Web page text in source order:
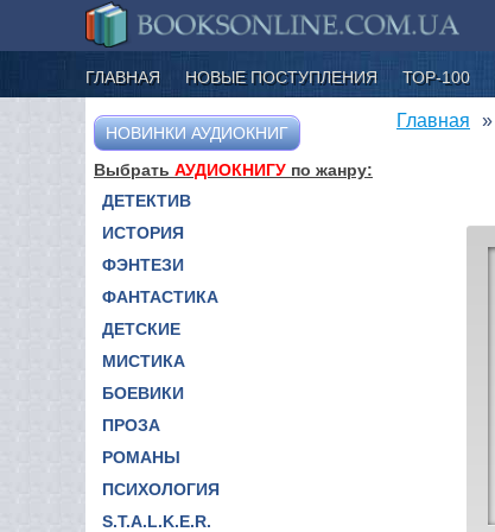
ГЛАВНАЯ НОВЫЕ ПОСТУПЛЕНИЯ ТОР-100
НОВИНКИ АУДИОКНИГ
Выбрать АУДИОКНИГУ по жанру:
ДЕТЕКТИВ
ИСТОРИЯ
ФЭНТЕЗИ
ФАНТАСТИКА
ДЕТСКИЕ
МИСТИКА
БОЕВИКИ
ПРОЗА
РОМАНЫ
ПСИХОЛОГИЯ
S.T.A.L.K.E.R.
Главная